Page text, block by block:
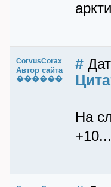
CorvusCorax
Автор сайта
������
#
На